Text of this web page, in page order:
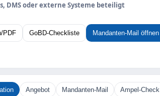
DMS oder externe Systeme beteiligt
PDF GoBD‑Checkliste Mandanten-Mail öffnen
Angebot Mandanten-Mail Ampel-Check